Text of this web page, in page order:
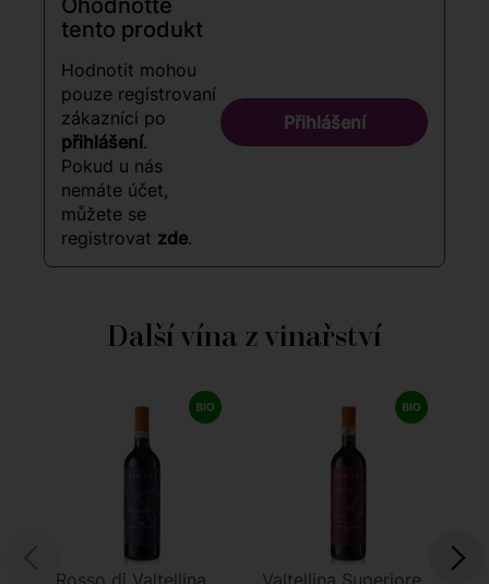
Ohodnoťte
tento produkt
Hodnotit mohou
pouze registrovaní
zákazníci po
přihlášení.
Pokud u nás
nemáte účet,
můžete se
registrovat zde.
Přihlášení
Další vína z vinařství